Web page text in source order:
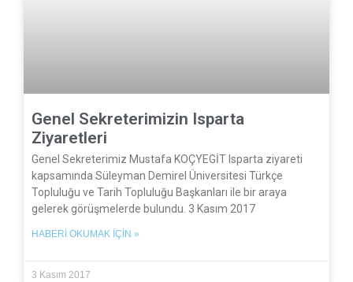
Genel Sekreterimizin Isparta
Ziyaretleri
Genel Sekreterimiz Mustafa KOÇYEGİT Isparta ziyareti
kapsamında Süleyman Demirel Üniversitesi Türkçe
Topluluğu ve Tarih Topluluğu Başkanları ile bir araya
gelerek görüşmelerde bulundu. 3 Kasım 2017
HABERI OKUMAK İÇIN »
3 Kasım 2017